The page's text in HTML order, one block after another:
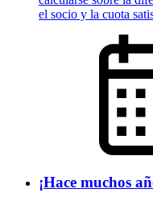
el socio y la cuota
¡Hace muchos